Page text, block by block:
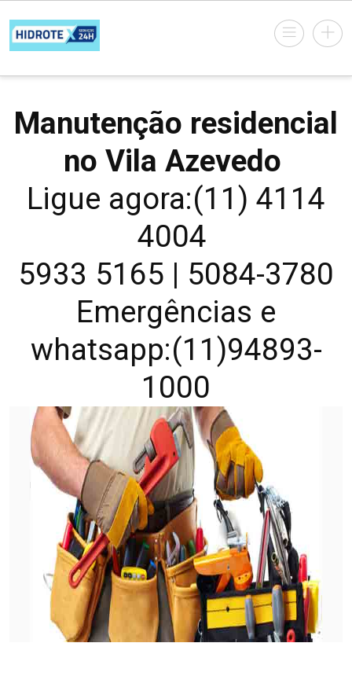
Manutenção residencial
no Vila Azevedo
Ligue agora:(11) 4114
4004
5933 5165 | 5084-3780
Emergências e
whatsapp:(11)94893-
1000